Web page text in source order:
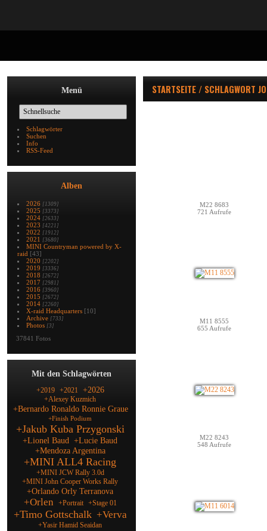
Menü
Schlagwörter
Suchen
Info
RSS-Feed
Alben
2026 [1309]
2025 [3373]
2024 [2633]
2023 [4221]
2022 [1912]
2021 [3680]
MINI Countryman powered by X-
raid [43]
2020 [2202]
2019 [3336]
2018 [2672]
2017 [2981]
2016 [3960]
2015 [2672]
2014 [2260]
X-raid Headquarters [10]
Archive [733]
Photos [3]
37841 Fotos
Mit den Schlagwörten
+2019 +2021 +2026
+Alexey Kuzmich
+Bernardo Ronaldo Ronnie Graue
+Finish Podium
+Jakub Kuba Przygonski
+Lionel Baud +Lucie Baud
+Mendoza Argentina
+MINI ALL4 Racing
+MINI JCW Rally 3.0d
+MINI John Cooper Works Rally
+Orlando Orly Terranova
+Orlen +Portrait +Stage 01
+Timo Gottschalk +Verva
+Yasir Hamid Seaidan
STARTSEITE / SCHLAGWORT
M22 8683
721 Aufrufe
M11 8555
655 Aufrufe
M22 8243
548 Aufrufe